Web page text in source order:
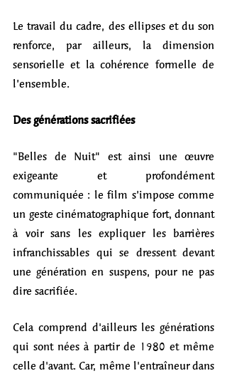
Le travail du cadre, des ellipses et du son
renforce, par ailleurs, la dimension
sensorielle et la cohérence formelle de
l’ensemble.
Des générations sacrifiées
"Belles de Nuit" est ainsi une œuvre
exigeante et profondément
communiquée : le film s’impose comme
un geste cinématographique fort, donnant
à voir sans les expliquer les barrières
infranchissables qui se dressent devant
une génération en suspens, pour ne pas
dire sacrifiée.
Cela comprend d'ailleurs les générations
qui sont nées à partir de 1980 et même
celle d'avant. Car, même l'entraîneur dans